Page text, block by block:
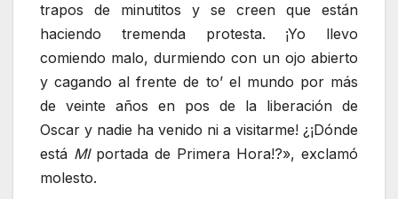
trapos de minutitos y se creen que están
haciendo tremenda protesta. ¡Yo llevo
comiendo malo, durmiendo con un ojo abierto
y cagando al frente de to’ el mundo por más
de veinte años en pos de la liberación de
Oscar y nadie ha venido ni a visitarme! ¿¡Dónde
está MIportada de Primera Hora!?», exclamó
molesto.